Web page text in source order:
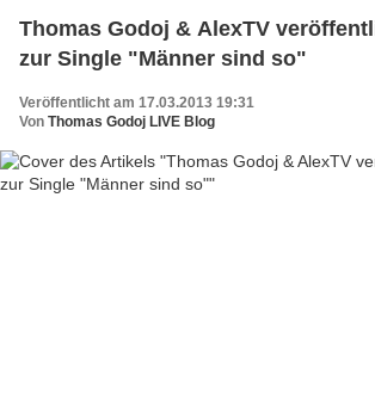
Thomas Godoj & AlexTV
zur Single "Männer sind so"
Veröffentlicht am 17.03.2013 19:31
Von Thomas Godoj LIVE Blog